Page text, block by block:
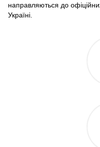
направляються до
Україні.